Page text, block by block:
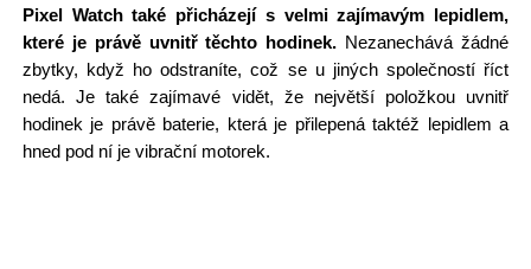
Pixel Watch také přicházejí s velmi zajímavým lepidlem,
které je právě uvnitř těchto hodinek. Nezanechává žádné
zbytky, když ho odstraníte, což se u jiných společností říct
nedá. Je také zajímavé vidět, že největší položkou uvnitř
hodinek je právě baterie, která je přilepená taktéž lepidlem a
hned pod ní je vibrační motorek.